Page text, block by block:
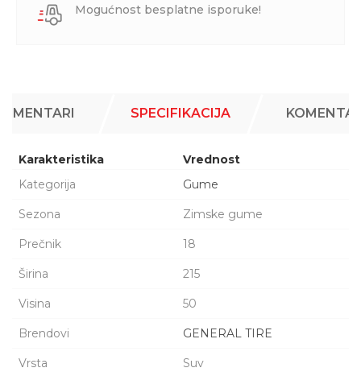
Mogućnost besplatne isporuke!
SPECIFIKACIJA
Karakteristika
Vrednost
Kategorija
Gume
Sezona Zimske gume
Prečnik 18
Širina 215
Visina 50
Brendovi GENERAL TIRE
Vrsta Suv